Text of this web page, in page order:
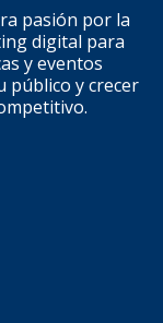
pasión por la
digital para
y eventos
público y crecer